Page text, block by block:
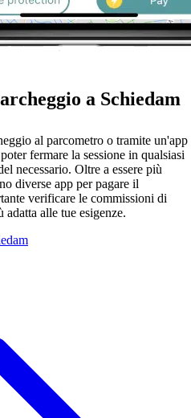
a Schiedam
al parcometro o tramite un'app
fermare la sessione in qualsiasi
necessario. Oltre a essere più
diverse app per pagare il
verificare le commissioni di
adatta alle tue esigenze.